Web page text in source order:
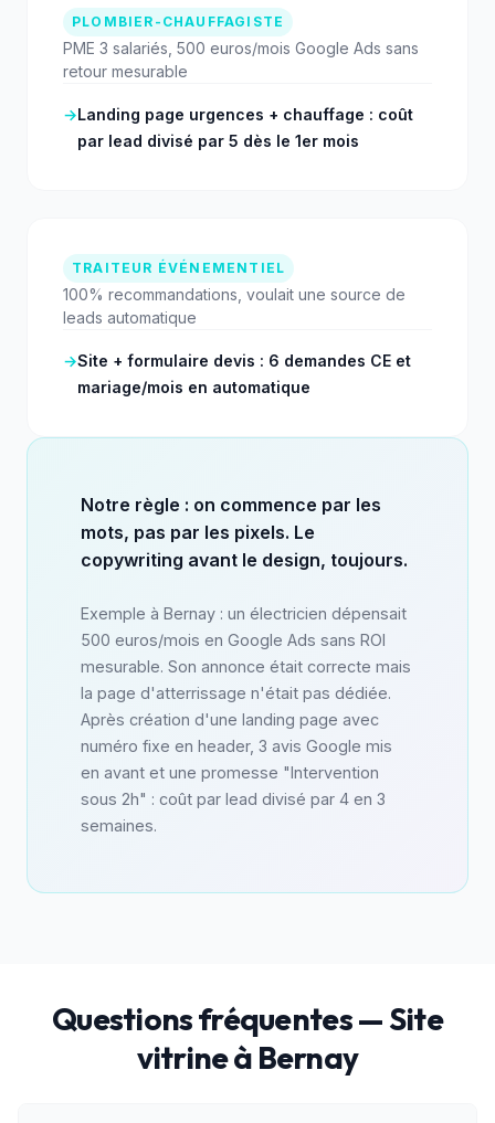
PLOMBIER-CHAUFFAGISTE
PME 3 salariés, 500 euros/mois Google Ads sans
retour mesurable
→Landing page urgences + chauffage : coût
par lead divisé par 5 dès le 1er mois
TRAITEUR ÉVÉNEMENTIEL
100% recommandations, voulait une source de
leads automatique
→Site + formulaire devis : 6 demandes CE et
mariage/mois en automatique
Notre règle : on commence par les
mots, pas par les pixels. Le
copywriting avant le design, toujours.
Exemple à Bernay : un électricien dépensait
500 euros/mois en Google Ads sans ROI
mesurable. Son annonce était correcte mais
la page d'atterrissage n'était pas dédiée.
Après création d'une landing page avec
numéro fixe en header, 3 avis Google mis
en avant et une promesse "Intervention
sous 2h" : coût par lead divisé par 4 en 3
semaines.
Questions fréquentes — Site
vitrine à Bernay